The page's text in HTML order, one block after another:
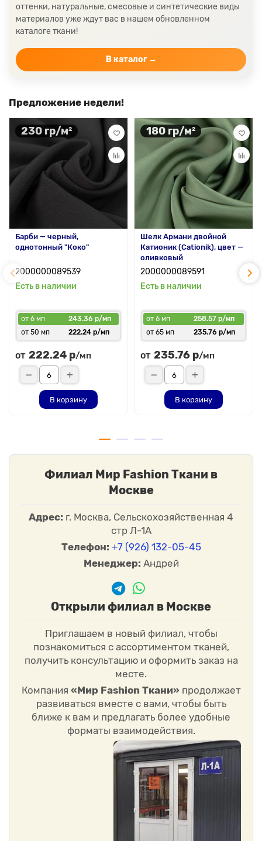
Изумрудный цвет ткани
Ткани зеленого цвета
Ткани желтого цвета
Ткани цвета индиго
Цвет ткани бежевый
оттенки, натуральные, смесовые и синтетические виды
материалов уже ждут вас в нашем обновленном
каталоге ткани!
В каталог →
Предложение недели!
230 гр/м²
Барби — черный,
однотонный "Коко"
2000000089539
Есть в наличии
от 6 мп
243.36 р/мп
от 50 мп
222.24 р/мп
от 222.24 р/мп
В корзину
180 гр/м²
Шелк Армани двойной
Катионик (Cationik), цвет —
оливковый
2000000089591
Есть в наличии
от 6 мп
258.57 р/мп
от 65 мп
235.76 р/мп
от 235.76 р/мп
В корзину
Филиал Мир Fashion Ткани в
Москве
Адрес: г. Москва, Сельскохозяйственная 4
стр Л-1А
Телефон: +7 (926) 132-05-45
Менеджер: Андрей
Открыли филиал в Москве
Приглашаем в новый филиал, чтобы
познакомиться с ассортиментом тканей,
получить консультацию и оформить заказ на
месте.
Компания «Мир Fashion Ткани» продолжает
развиваться вместе с вами, чтобы быть
ближе к вам и предлагать более удобные
форматы взаимодействия.